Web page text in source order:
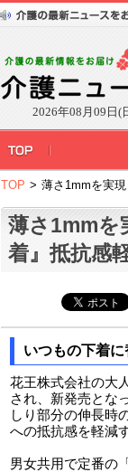
2026年08月09日(
TOP > 薄さ1mmを実
薄さ1mmを
着』抵抗感
いつもの下着
花王株式会社の大
され、新発売とな
しり部分の伸長時
への抵抗感を軽減
男女共用で定番の